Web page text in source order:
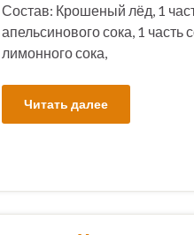
Состав: Крошеный лёд, 1
апельсинового сока, 1 часть
лимонного сока,
Читать далее